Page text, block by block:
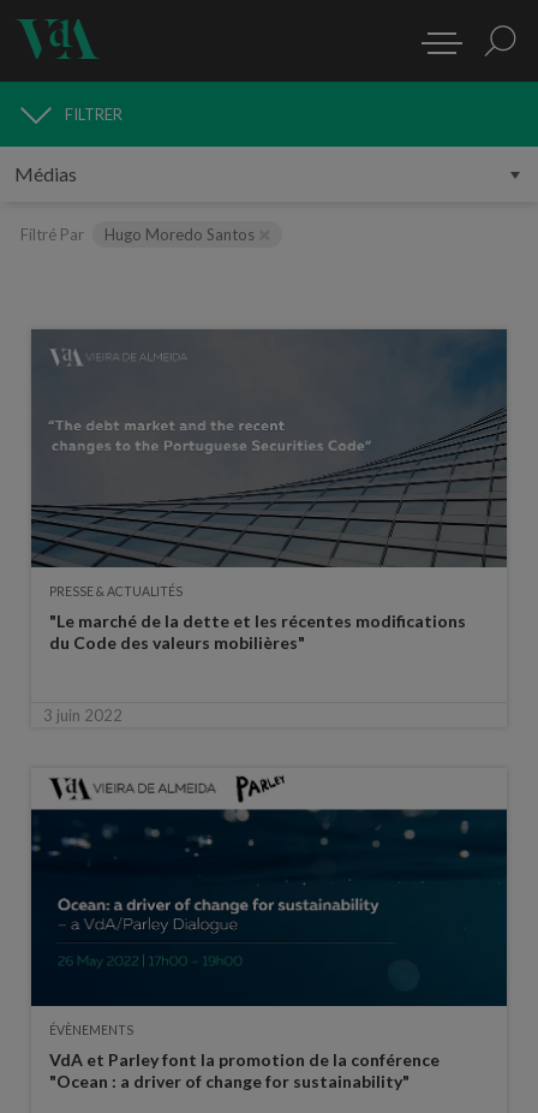
MÉDIAS
FILTRER
Filtré Par Hugo Moredo Santos
PRESSE & ACTUALITÉS
"Le marché de la dette et les récentes modifications
du Code des valeurs mobilières"
3 juin 2022
ÉVÈNEMENTS
VdA et Parley font la promotion de la conférence
"Ocean : a driver of change for sustainability"